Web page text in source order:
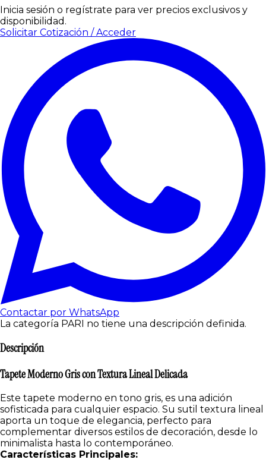
Inicia sesión o regístrate para ver precios exclusivos y
disponibilidad.
Solicitar Cotización / Acceder
Contactar por WhatsApp
La categoría PARI no tiene una descripción definida.
Descripción
Tapete Moderno Gris con Textura Lineal Delicada
Este tapete moderno en tono gris, es una adición
sofisticada para cualquier espacio. Su sutil textura lineal
aporta un toque de elegancia, perfecto para
complementar diversos estilos de decoración, desde lo
minimalista hasta lo contemporáneo.
Características Principales: